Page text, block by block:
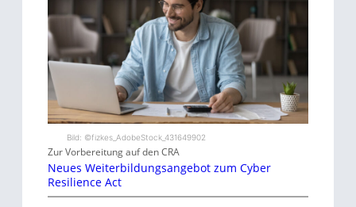
Bild: ©fizkes_AdobeStock_431649902
Zur Vorbereitung auf den CRA
Neues Weiterbildungsangebot zum Cyber
Resilience Act